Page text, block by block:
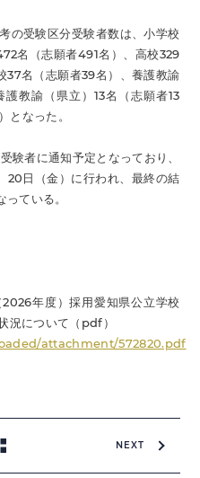
の受験区分受験者数は、小学校
名（志願者491名）、高校329
37名（志願者39名）、養護教諭
護教諭（県立）13名（志願者13
となった。
験者に通知予定となっており、
20日（金）に行われ、最終の結
ている。
年度）採用愛知県公立学校
況について（pdf）
attachment/572820.pdf
NEXT